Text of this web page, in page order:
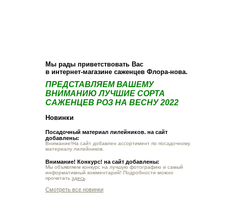
Мы рады приветствовать Вас
в интернет-магазине саженцев Флора-нова.
ПРЕДСТАВЛЯЕМ ВАШЕМУ
ВНИМАНИЮ ЛУЧШИЕ СОРТА
САЖЕНЦЕВ РОЗ НА ВЕСНУ 2022
Новинки
Посадочный материал лилейников. на сайт
добавлены:
Внимание!На сайт добавлен ассортимент по посадочному
материалу лилейников.
Внимание! Конкурс! на сайт добавлены:
Мы объявляем конкурс на лучшую фотографию и самый
информативный комментарий! Подробности можно
прочитать здесь
Смотреть все новинки